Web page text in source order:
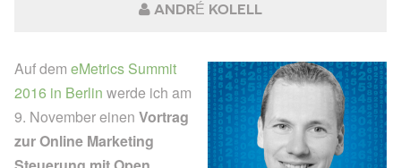
ANDRÉ KOLELL
Auf dem eMetrics Summit
2016 in Berlin werde ich am
9. November einen Vortrag
zur Online Marketing